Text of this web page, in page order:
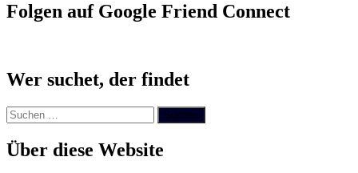
Folgen auf Google Friend Connect
Wer suchet, der findet
Suchen
nach:
Über diese Website